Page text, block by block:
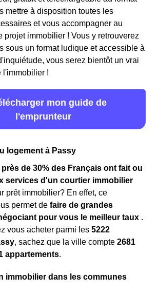
mettre à disposition toutes les
et vous accompagner au
projet immobilier ! Vous y retrouverez
sous un format ludique et accessible à
vous serez bientôt un vrai
l'immobilier !
mon guide de
l'emprunteur
logement à Passy
près de 30% des Français ont fait ou
services d'un courtier immobilier
prêt immobilier? En effet, ce
permet de faire de grandes
pour vous le meilleur taux .
vous acheter parmi les 5222
, sachez que la ville compte 2681
appartements.
immobilier dans les communes